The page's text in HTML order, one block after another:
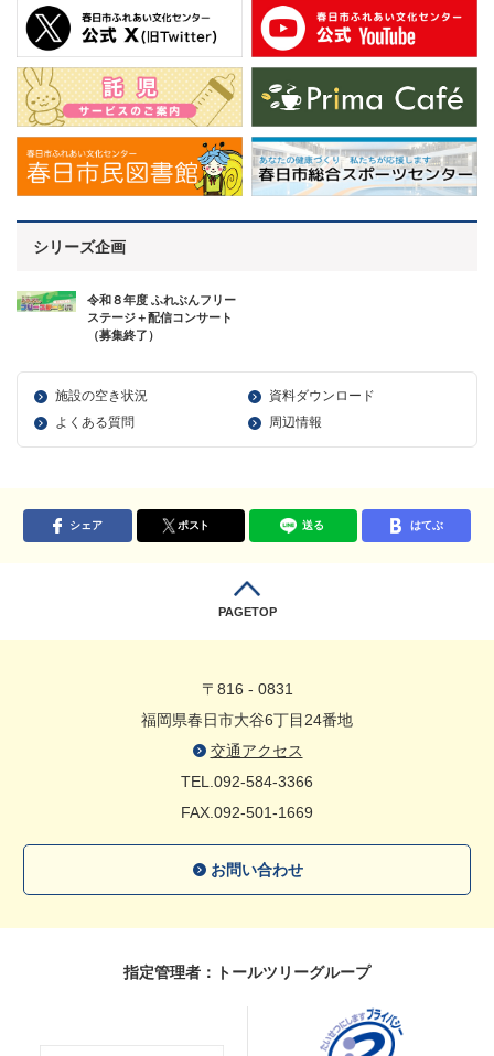
シリーズ企画
令和８年度 ふれぶんフリー
ステージ＋配信コンサート
（募集終了）
施設の空き状況
資料ダウンロード
よくある質問
周辺情報
シェア ポスト 送る はてぶ
PAGETOP
〒816 - 0831
福岡県春日市大谷6丁目24番地
交通アクセス
TEL.092-584-3366
FAX.092-501-1669
お問い合わせ
指定管理者：トールツリーグループ